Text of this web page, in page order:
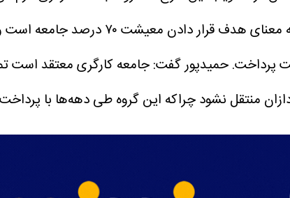
حافظ منافع آنان هستید و رأی دادن
پرداخت.حمیدپور گفت: جامعه کارگری معتقد است
منتقل نشود چراکه این گروه طی دهه‌ها با